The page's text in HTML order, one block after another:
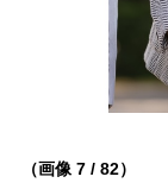
（画像 7 / 82）